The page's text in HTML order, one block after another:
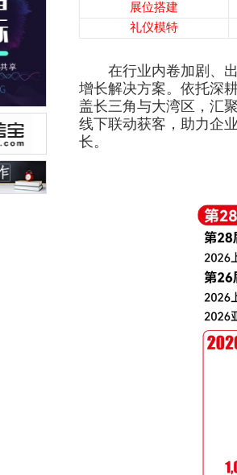
展位搭建
礼仪模特
在行业内卷加剧、出
增长解决方案。依托深
盖长三角与大湾区，汇
线下联动获客，助力企
长。